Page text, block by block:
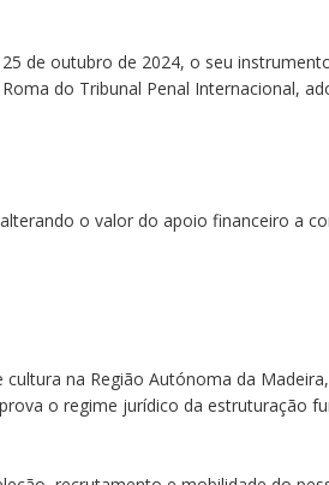
de outubro de 2024, o seu
do Tribunal Penal Internacional,
o valor do apoio financeiro a
na Região Autónoma da
o regime jurídico da estruturação